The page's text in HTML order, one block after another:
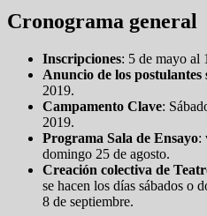
Cronograma general
Inscripciones: 5 de mayo al
Anuncio de los postulantes
2019.
Campamento Clave:
2019.
Programa Sala de Ensayo:
domingo 25 de agosto.
Creación colectiva de
se hacen los días sábados o
8 de septiembre.